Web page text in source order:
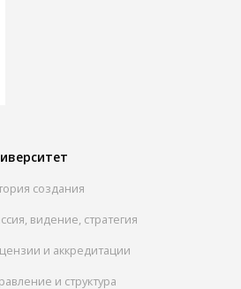
создания
видение, стратегия
и аккредитации
и структура